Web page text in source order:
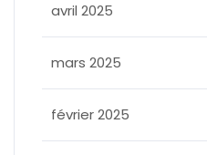
avril 2025
mars 2025
février 2025